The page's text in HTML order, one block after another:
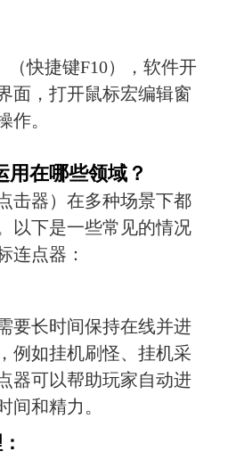
（快捷键F10），软件开
面，打开鼠标宏编辑窗
作。
用在哪些领域？
击器）在多种场景下都
以下是一些常见的情况
连点器：
要长时间保持在线并进
例如挂机刷怪、挂机采
器可以帮助玩家自动进
间和精力。